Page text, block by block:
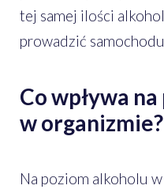
tej samej ilości
prowadzić
Co wpływa
w organizmie?
Na poziom alkoholu